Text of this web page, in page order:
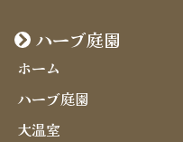
ハーブ庭園
ホーム
ハーブ庭園
大温室